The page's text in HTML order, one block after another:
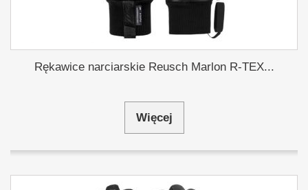
Rękawice narciarskie Reusch Marlon R-TEX...
Więcej